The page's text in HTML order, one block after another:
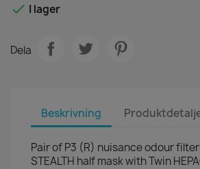
 I lager
Dela
Beskrivning
Pair of P3 (R) nuisance odour
STEALTH half mask with Twin